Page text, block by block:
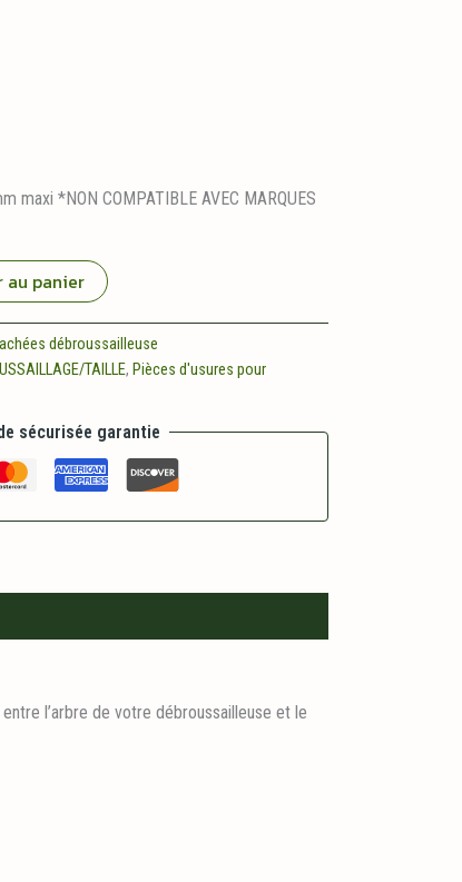
maxi *NON COMPATIBLE AVEC MARQUES
au panier
débroussailleuse
TAILLE, Pièces d'usures pour
sécurisée garantie
l’arbre de votre débroussailleuse et le